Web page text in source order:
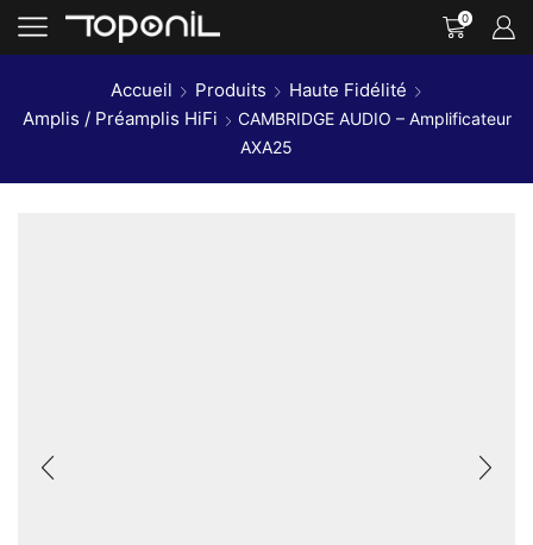
0
Accueil Produits
Haute Fidélité
Amplis / Préamplis HiFi
CAMBRIDGE AUDIO – Amplificateur
AXA25